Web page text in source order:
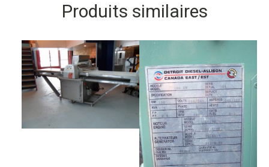
Produits similaires